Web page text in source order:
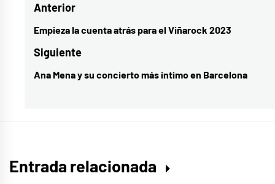
emergentes
entrevista,
española,
Navegación
de
entradas
Anterior
Entrada
anterior:
Empieza la cuenta atrás para el Viñarock 2023
Siguiente
Entrada
Ana Mena y su concierto más íntimo en Barcelona
Entrada relacionada